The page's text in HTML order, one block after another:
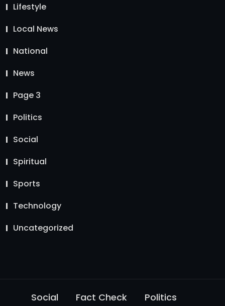
Lifestyle
Local News
National
News
Page 3
Politics
Social
Spiritual
Sports
Technology
Uncategorized
Social Fact Check
Politics